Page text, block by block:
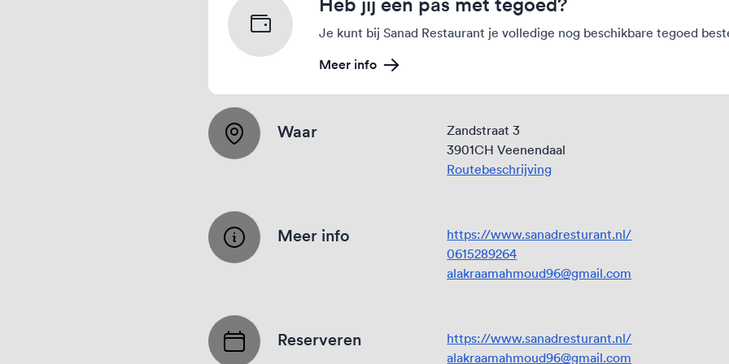
Je kunt bij Sanad Restaurant je volledige nog beschikbare tegoed
Meer info
Waar
Zandstraat 3
3901CH Veenendaal
Routebeschrijving
Meer info
https://www.sanadresturant.nl/
0615289264
alakraamahmoud96@gmail.com
Reserveren
https://www.sanadresturant.nl/
alakraamahmoud96@gmail.com